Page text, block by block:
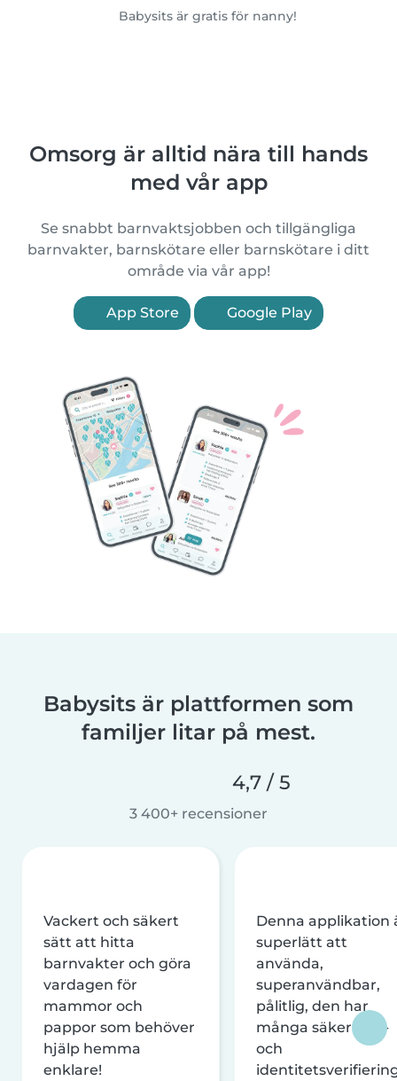
Babysits är gratis för nanny!
Omsorg är alltid nära till hands
med vår app
Se snabbt barnvaktsjobben och tillgängliga
barnvakter, barnskötare eller barnskötare i ditt
område via vår app!
App Store Google Play
Babysits är plattformen som
familjer litar på mest.
4,7 / 5
3 400+ recensioner
Vackert och säkert
sätt att hitta
barnvakter och göra
vardagen för
mammor och
pappor som behöver
hjälp hemma
enklare!
Denna applikation
superlätt att
använda,
superanvändbar,
pålitlig, den har
många säkerhets-
och